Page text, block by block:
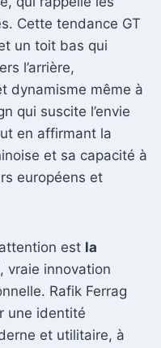
Cette tendance GT
un toit bas qui
l’arrière,
dynamisme même à
qui suscite l’envie
en affirmant la
et sa capacité à
européens et
est la
, vraie innovation
Rafik Ferrag
une identité
et utilitaire, à